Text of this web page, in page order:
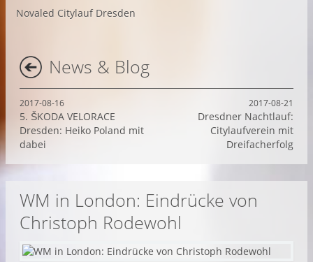
Novaled Citylauf Dresden
News & Blog
2017-08-21
Dresdner Nachtlauf:
Citylaufverein mit
Dreifacherfolg
2017-08-16
5. ŠKODA VELORACE
Dresden: Heiko Poland mit
dabei
WM in London: Eindrücke von
Christoph Rodewohl